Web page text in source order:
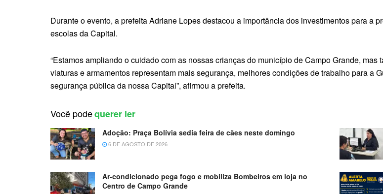
Durante o evento, a prefeita Adriane Lopes destacou a importância dos investimentos para a
escolas da Capital.
“Estamos ampliando o cuidado com as nossas crianças do município de Campo Grande,
viaturas e armamentos representam mais segurança, melhores condições de trabalho para a
segurança pública da nossa Capital”, afirmou a prefeita.
Você podequerer ler
Adoção: Praça Bolívia sedia feira de cães neste domingo
6 DE AGOSTO DE 2026
Ar-condicionado pega fogo e mobiliza Bombeiros em loja no
Centro de Campo Grande